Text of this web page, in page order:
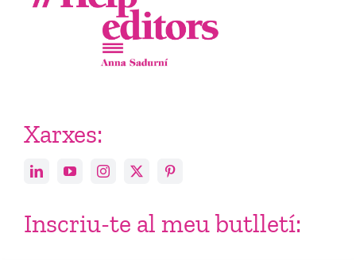
Xarxes:
Inscriu-te al meu butlletí: